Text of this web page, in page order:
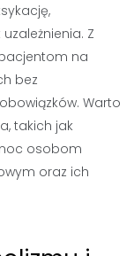
Z
na
bez
Warto
takich jak
osobom
oraz ich